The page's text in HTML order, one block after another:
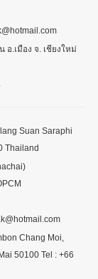
.เมือง จ. เชียงใหม่
Suan Saraphi
Thailand
Chang Moi,
50100 Tel : +66